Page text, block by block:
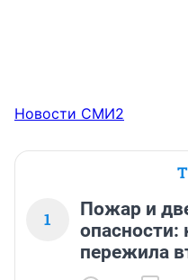
Новости СМИ2
1
Пожар и
опасности:
пережила